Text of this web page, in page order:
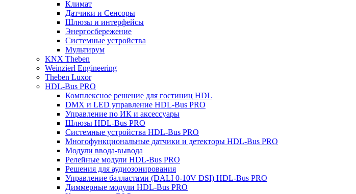
Климат
Датчики и Сенсоры
Шлюзы и интерфейсы
Энергосбережение
Системные устройства
Мультирум
KNX Theben
Weinzierl Engineering
Theben Luxor
HDL-Bus PRO
Комплексное решение для гостиниц HDL
DMX и LED управление HDL-Bus PRO
Управление по ИК и аксессуары
Шлюзы HDL-Bus PRO
Системные устройства HDL-Bus PRO
Многофункциональные датчики и детекторы HDL-Bus PRO
Модули ввода-вывода
Релейные модули HDL-Bus PRO
Решения для аудиозонирования
Управление балластами (DALI 0-10V DSI) HDL-Bus PRO
Диммерные модули HDL-Bus PRO